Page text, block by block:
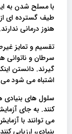
با مسلح شدن به
طیف گسترده ای از
هنوز درمانی ندارند.
تقسیم و تمایز
سرطان و ناتوانی
گیرند. دانستن
اشتباه می شود می
سلول های بنیادی
کنند. به جای
می توانند با
بنیادی، ارزیابی